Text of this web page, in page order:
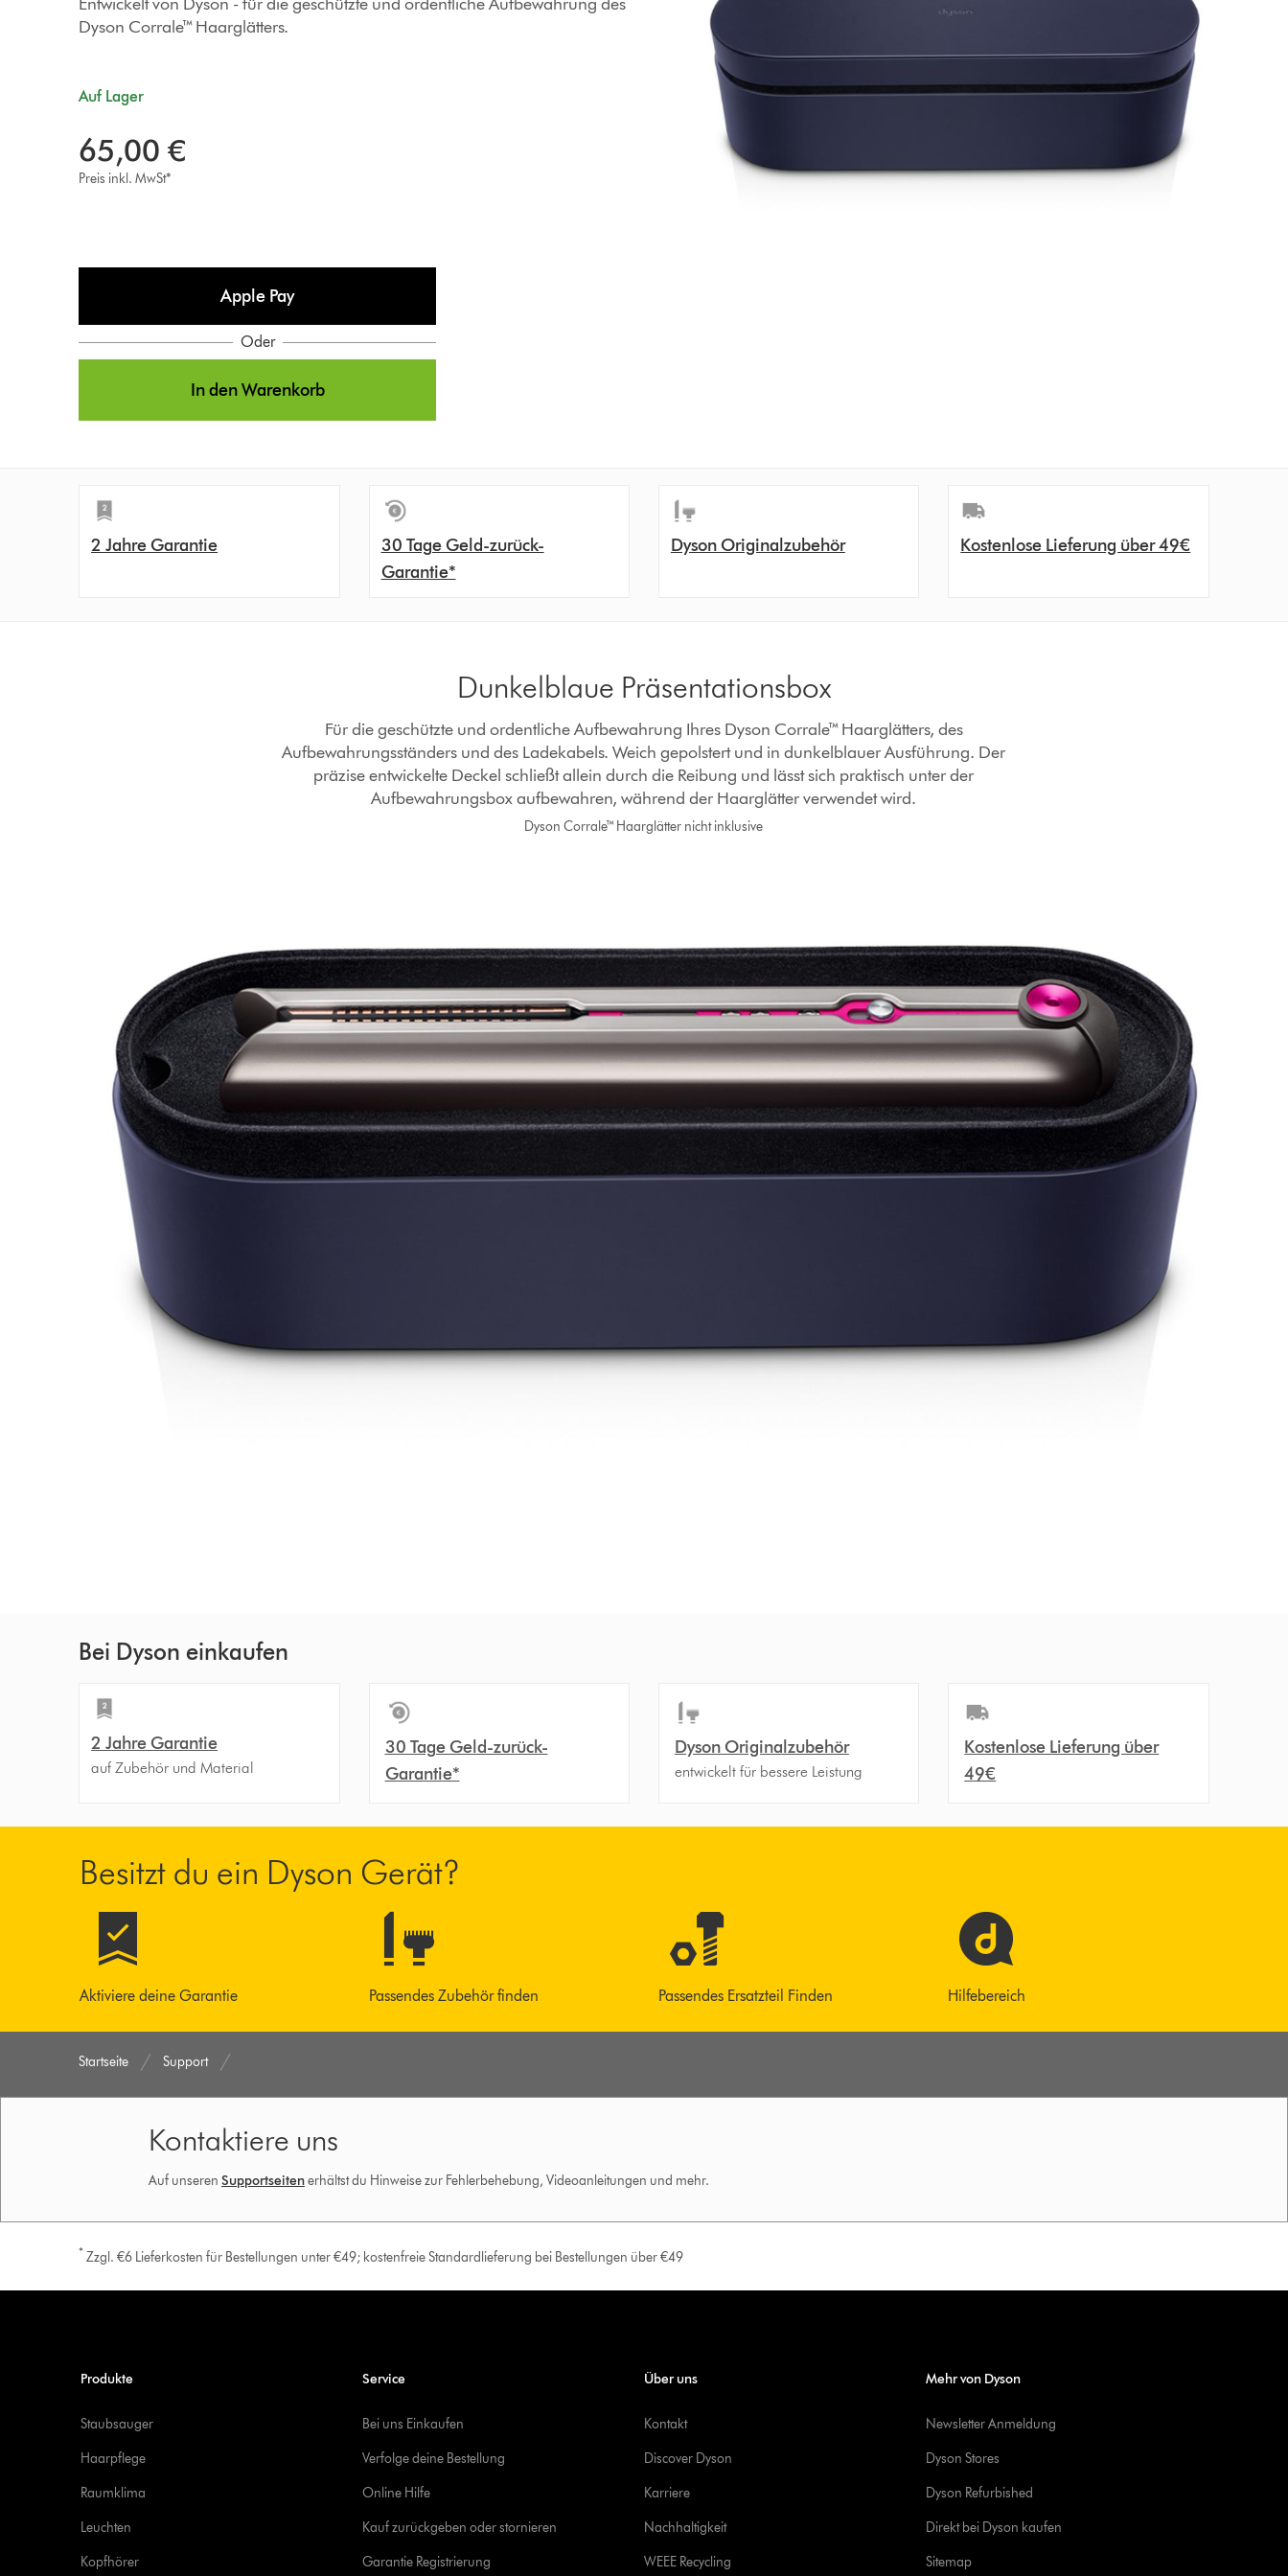
Dyson Corrale™ Haarglätters.
Auf Lager
65,00 €
Preis inkl. MwSt*
Apple Pay
Oder
In den Warenkorb
2 Jahre Garantie
30 Tage Geld-zurück-
Garantie*
Dyson Originalzubehör Kostenlose Lieferung über 49€
Dunkelblaue Präsentationsbox
Für die geschützte und ordentliche Aufbewahrung Ihres Dyson Corrale™ Haarglätters, des
Aufbewahrungsständers und des Ladekabels. Weich gepolstert und in dunkelblauer Ausführung. Der
präzise entwickelte Deckel schließt allein durch die Reibung und lässt sich praktisch unter der
Aufbewahrungsbox aufbewahren, während der Haarglätter verwendet wird.
Dyson Corrale™ Haarglätter nicht inklusive
Bei Dyson einkaufen
2 Jahre Garantie
auf Zubehör und Material
30 Tage Geld-zurück-
Garantie*
Dyson Originalzubehör
entwickelt für bessere Leistung
Kostenlose Lieferung über
49€
Besitzt du ein Dyson Gerät?
Aktiviere deine Garantie Passendes Zubehör finden Passendes Ersatzteil Finden Hilfebereich
Startseite Support
Kontaktiere uns
Auf unseren Supportseitenerhältst du Hinweise zur Fehlerbehebung, Videoanleitungen und mehr.
* Zzgl. €6 Lieferkosten für Bestellungen unter €49; kostenfreie Standardlieferung bei Bestellungen über €49
Produkte
Staubsauger
Haarpflege
Raumklima
Leuchten
Kopfhörer
Service
Bei uns Einkaufen
Verfolge deine Bestellung
Online Hilfe
Kauf zurückgeben oder stornieren
Garantie Registrierung
Über uns
Kontakt
Discover Dyson
Karriere
Nachhaltigkeit
WEEE Recycling
Mehr von Dyson
Newsletter Anmeldung
Dyson Stores
Dyson Refurbished
Direkt bei Dyson kaufen
Sitemap